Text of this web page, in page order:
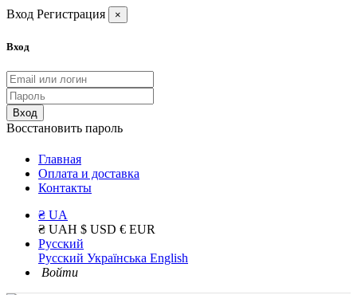
Вход Регистрация ×
Вход
Вход
Восстановить пароль
Главная
Оплата и доставка
Контакты
₴ UA
₴ UAH $ USD € EUR
Русский
Русский Українська English
Войти